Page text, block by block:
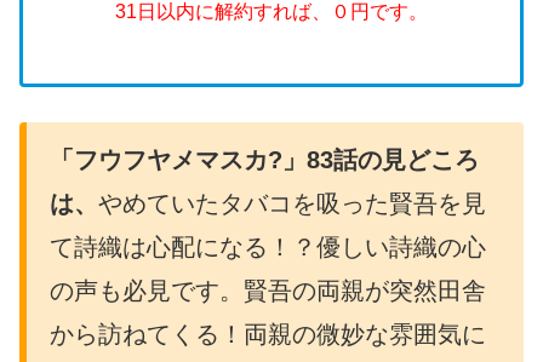
31日以内に解約すれば、０円です。
「フウフヤメマスカ?」83話の見どころ
は、やめていたタバコを吸った賢吾を見
て詩織は心配になる！？優しい詩織の心
の声も必見です。賢吾の両親が突然田舎
から訪ねてくる！両親の微妙な雰囲気に